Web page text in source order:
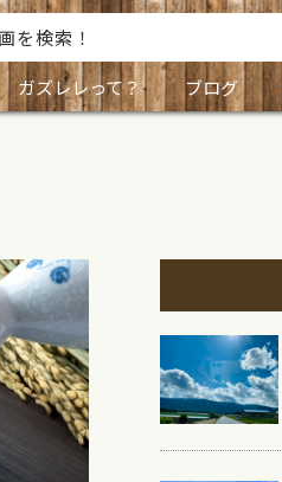
ガズレレって？ ブログ